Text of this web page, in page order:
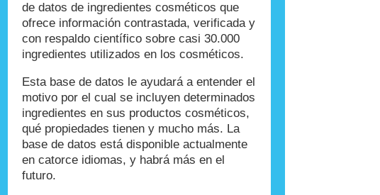
de datos de ingredientes cosméticos que
ofrece información contrastada, verificada y
con respaldo científico sobre casi 30.000
ingredientes utilizados en los cosméticos.
Esta base de datos le ayudará a entender el
motivo por el cual se incluyen determinados
ingredientes en sus productos cosméticos,
qué propiedades tienen y mucho más. La
base de datos está disponible actualmente
en catorce idiomas, y habrá más en el
futuro.